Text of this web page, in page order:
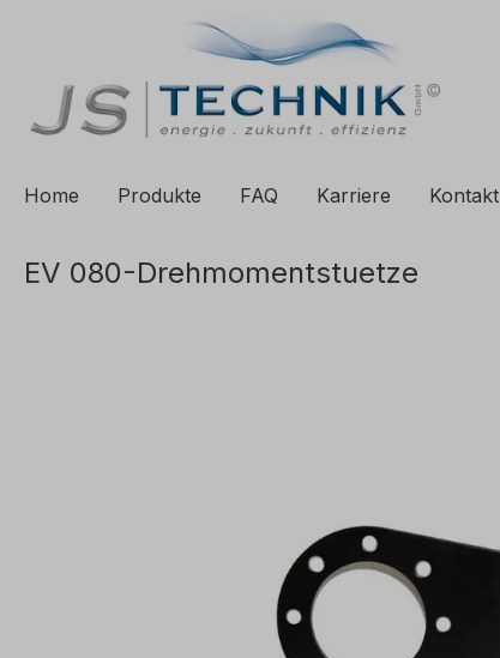
Zur Hauptnavigation springen
Home Produkte FAQ Karriere Kontakt
EV 080-Drehmomentstuetze